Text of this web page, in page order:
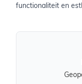
functionaliteit en